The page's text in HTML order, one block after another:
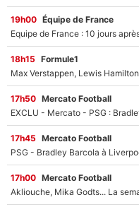
19h00 Équipe de France
18h15 Formule1
17h50 Mercato Football
EXCLU - Mercato - PSG :
17h45 Mercato Football
PSG - Bradley Barcola à
17h00 Mercato Football